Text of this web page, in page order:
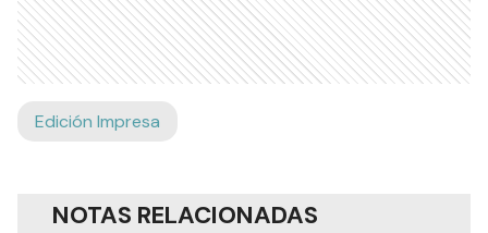
Edición Impresa
NOTAS RELACIONADAS